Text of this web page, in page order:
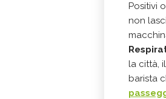
Positivi
non
la città,
barista